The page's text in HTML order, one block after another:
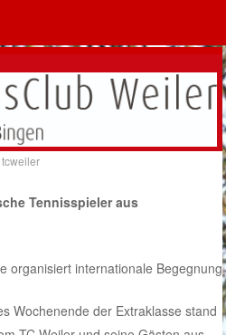
tcweiler
Tennisspieler aus
organisiert internationale Begegnung
Wochenende der Extraklasse stand